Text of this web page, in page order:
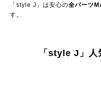
「style J」は安心の全パーツ
す。
「style J」人